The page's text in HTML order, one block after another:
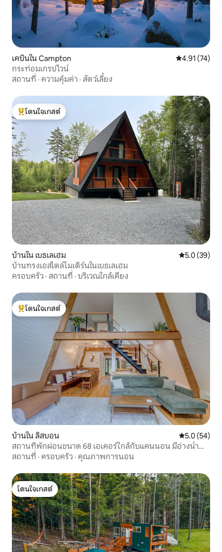
เคบินใน Campton คะแนนเฉลี่ย
4.91 (74)
กระท่อมเกรปไวน์
สถานที่ · ความคุ้มค่า · สัตว์เลี้ยง
โดนใจเกสต์ที่สุด
โดนใจเกสต์
บ้านใน เบธเลเฮม คะแนนเฉลี่ย
5.0 (39)
บ้านทรงเอสไตล์โมเดิร์นในเบธเลเฮม
ครอบครัว · สถานที่ · บริเวณใกล้เคียง
โดนใจเกสต์ที่สุด
โดนใจเกสต์
บ้านใน ลิสบอน คะแนนเฉลี่ย
5.0 (54)
สถานที่พักผ่อนขนาด 68 เอเคอร์ใกล้กับแคนนอน มีอ่างน้ำ
ร้อนและทางเข้าทะเลสาบ
สถานที่ · ครอบครัว · คุณภาพการนอน
โดนใจเกสต์
โดนใจเกสต์